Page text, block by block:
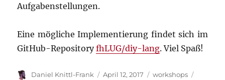
Aufgabenstellungen.
Eine mögliche Implementierung findet sich im
GitHub-RepositoryfhLUG/diy-lang. Viel Spaß!
Author
Daniel Knittl-Frank Posted
April 12, 2017 Categories
workshops